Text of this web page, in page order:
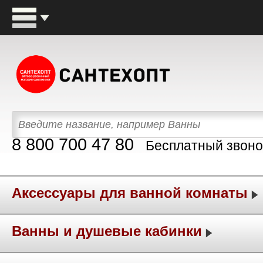
8 800 700 47 80 Бесплатный
Аксессуары для ванной комнаты
Ванны и душевые кабинки